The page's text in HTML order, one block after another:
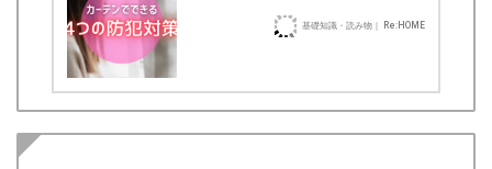
基礎知識・読み物｜ Re:HOME